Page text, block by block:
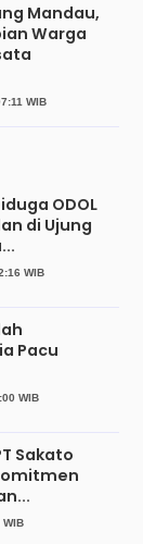
Mandau,
Warga
WIB
ODOL
di Ujung
WIB
Pacu
WIB
Sakato